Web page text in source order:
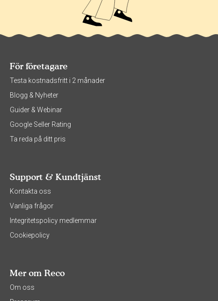
För företagare
Testa kostnadsfritt i 2 månader
Blogg & Nyheter
Guider & Webinar
Google Seller Rating
Ta reda på ditt pris
Support & Kundtjänst
Kontakta oss
Vanliga frågor
Integritetspolicy medlemmar
Cookiepolicy
Mer om Reco
Om oss